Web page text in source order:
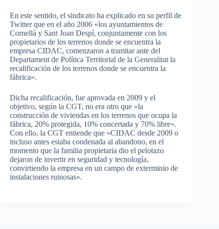
En este sentido, el sindicato ha explicado en su perfil de
Twitter que en el año 2006 «los ayuntamientos de
Cornellá y Sant Joan Despí, conjuntamente con los
propietarios de los terrenos donde se encuentra la
empresa CIDAC, comenzaron a tramitar ante del
Departament de Política Territorial de la Generalitat la
recalificación de los terrenos donde se encuentra la
fábrica».
Dicha recalificación, fue aprovada en 2009 y el
objetivo, según la CGT, no era otro que «la
construcción de viviendas en los terrenos que ocupa la
fábrica, 20% protegida, 10% concertada y 70% libre».
Con ello, la CGT entiende que «CIDAC desde 2009 o
incluso antes estaba condenada al abandono, en el
momento que la familia propietaria dio el pelotazo
dejaron de invertir en seguridad y tecnología,
convirtiendo la empresa en un campo de exterminio de
instalaciones ruinosas».